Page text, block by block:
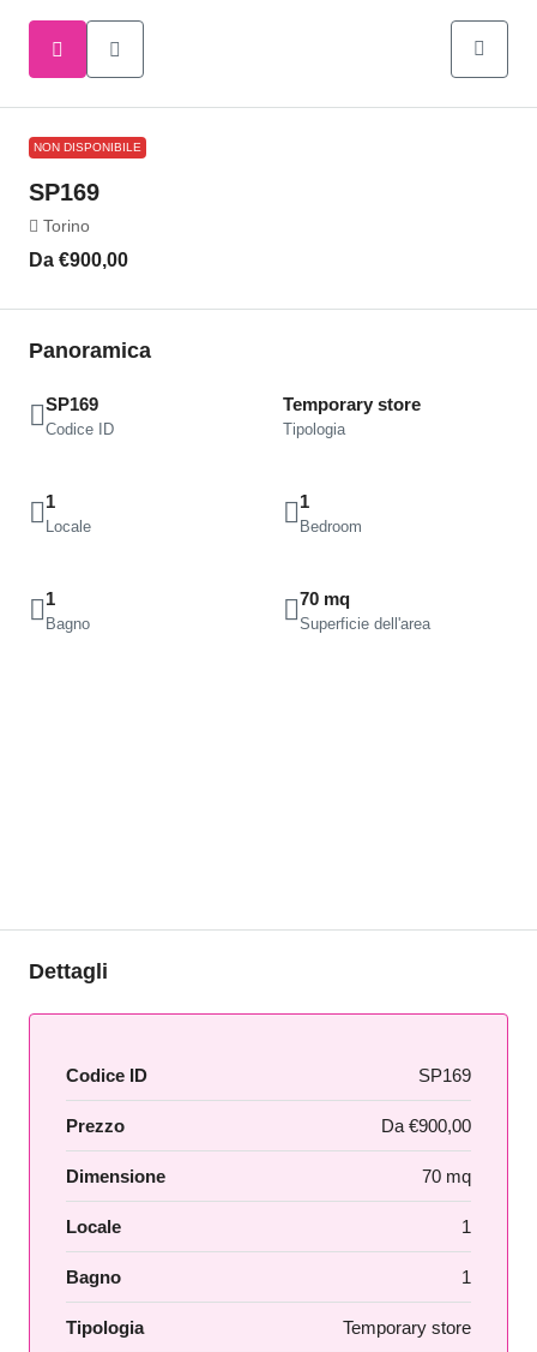
NON DISPONIBILE
SP169
Torino
Da €900,00
Panoramica
SP169
Codice ID
Temporary store
Tipologia
1
Locale
1
Bedroom
1
Bagno
70 mq
Superficie dell'area
Dettagli
Codice ID SP169
Prezzo Da €900,00
Dimensione 70 mq
Locale 1
Bagno 1
Tipologia Temporary store